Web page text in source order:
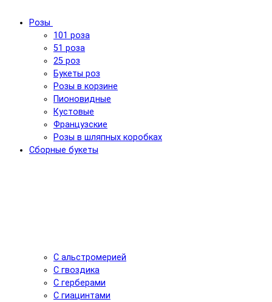
Розы
101 роза
51 роза
25 роз
Букеты роз
Розы в корзине
Пионовидные
Кустовые
Французские
Розы в шляпных коробках
Сборные букеты
С альстромерией
С гвоздика
С герберами
С гиацинтами